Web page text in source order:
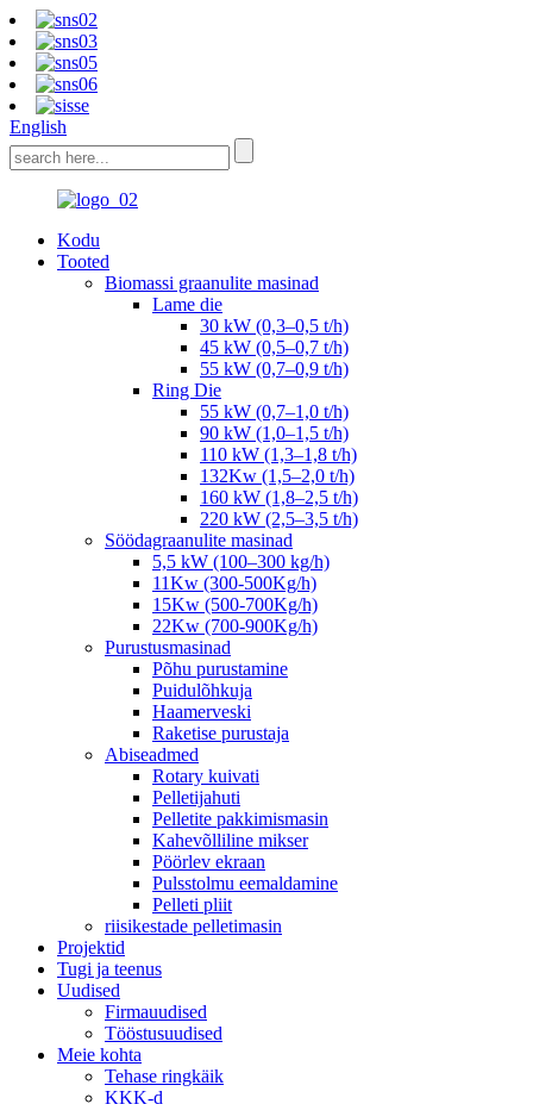
English
Kodu
Tooted
Biomassi graanulite masinad
Lame die
30 kW (0,3–0,5 t/h)
45 kW (0,5–0,7 t/h)
55 kW (0,7–0,9 t/h)
Ring Die
55 kW (0,7–1,0 t/h)
90 kW (1,0–1,5 t/h)
110 kW (1,3–1,8 t/h)
132Kw (1,5–2,0 t/h)
160 kW (1,8–2,5 t/h)
220 kW (2,5–3,5 t/h)
Söödagraanulite masinad
5,5 kW (100–300 kg/h)
11Kw (300-500Kg/h)
15Kw (500-700Kg/h)
22Kw (700-900Kg/h)
Purustusmasinad
Põhu purustamine
Puidulõhkuja
Haamerveski
Raketise purustaja
Abiseadmed
Rotary kuivati
Pelletijahuti
Pelletite pakkimismasin
Kahevõlliline mikser
Pöörlev ekraan
Pulsstolmu eemaldamine
Pelleti pliit
riisikestade pelletimasin
Projektid
Tugi ja teenus
Uudised
Firmauudised
Tööstusuudised
Meie kohta
Tehase ringkäik
KKK-d